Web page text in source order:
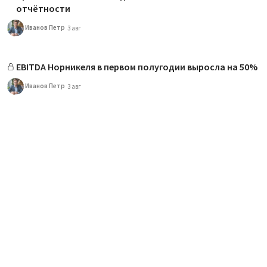
отчётности
Иванов Петр 3 авг
EBITDA Норникеля в первом полугодии выросла на 50%
Иванов Петр 3 авг